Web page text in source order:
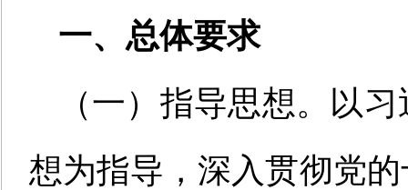
一、总体要求
（一）指导思想。以
想为指导，深入贯彻党